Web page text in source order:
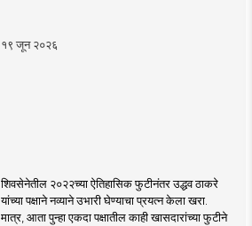
१९ जून २०२६
शिवसेनेतील २०२२च्या ऐतिहासिक फुटीनंतर उद्धव ठाकरे
यांच्या पक्षाने नव्याने उभारी घेण्याचा प्रयत्न केला खरा.
मात्र, आता पुन्हा एकदा पक्षातील काही खासदारांच्या फुटीने